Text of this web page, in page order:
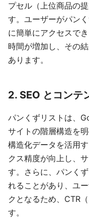
プセル（上位商品の
す。ユーザーがパン
に簡単にアクセスで
時間が増加し、その
あります。
2. SEO とコンテ
パンくずリストは、
サイトの階層構造を
構造化データを活用
クス精度が向上し、
す。さらに、パンく
れることがあり、ユ
クとなるため、CTR
す。